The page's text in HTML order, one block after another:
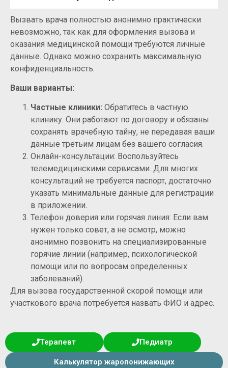
Вызвать врача полностью анонимно практически
невозможно, так как для оформления вызова и
оказания медицинской помощи требуются личные
данные. Однако можно сохранить максимальную
конфиденциальность.
Ваши варианты:
Частные клиники: Обратитесь в частную
клинику. Они работают по договору и обязаны
сохранять врачебную тайну, не передавая ваши
данные третьим лицам без вашего согласия.
Онлайн-консультации: Воспользуйтесь
телемедицинскими сервисами. Для многих
консультаций не требуется паспорт, достаточно
указать минимальные данные для регистрации
в приложении.
Телефон доверия или горячая линия: Если вам
нужен только совет, а не осмотр, можно
анонимно позвонить на специализированные
горячие линии (например, психологической
помощи или по вопросам определенных
заболеваний).
Для вызова государственной скорой помощи или
участкового врача потребуется назвать ФИО и адрес.
Терапевт Педиатр
Калькулятор жаропонижающих